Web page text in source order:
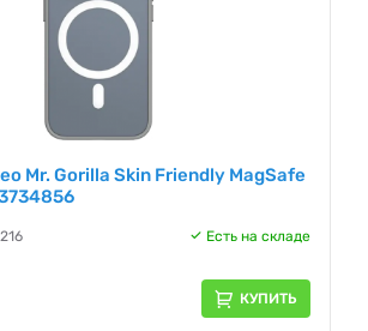
Mr. Gorilla Skin Friendly MagSafe
Есть на складе
КУПИТЬ